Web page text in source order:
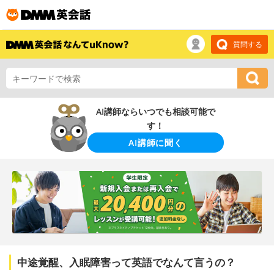
質問する
AI講師ならいつでも相談可能で
す！
AI講師に聞く
中途覚醒、入眠障害って英語でなんて言うの？